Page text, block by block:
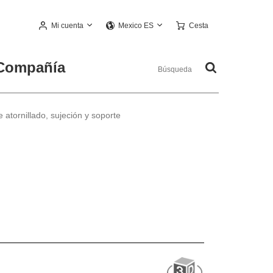
Mi cuenta Mexico ES Cesta
atornillado, sujeción y soporte